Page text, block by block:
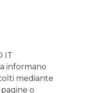
IT
informano
mediante
o